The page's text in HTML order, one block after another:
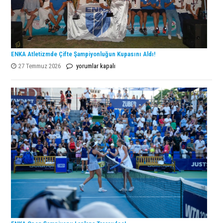
ENKA Atletizmde Çifte Şampiyonluğun Kupasını Aldı!
27 Temmuz 2026
ENKA
Çifte
Şampiyonluğun
Kupasını
Aldı!
için
yorumlar kapalı